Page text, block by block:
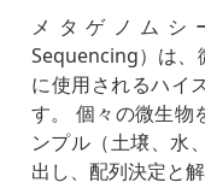
メタゲノムシ
Sequencing）は、
に使用されるハイ
す。 個々の微生物
ンプル（土壌、水
出し、配列決定と